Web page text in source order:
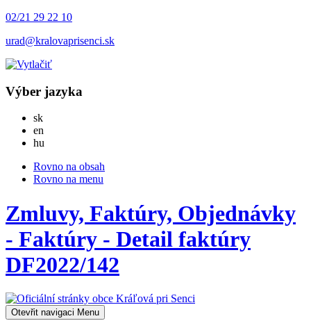
02/21 29 22 10
urad@kralovaprisenci.sk
Výber jazyka
skSlovensky
en
hu
Rovno na obsah
Rovno na menu
Zmluvy, Faktúry, Objednávky
- Faktúry - Detail faktúry
DF2022/142
Otevřit navigaci Menu